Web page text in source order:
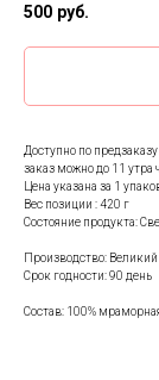
500 руб.
Доступно по
заказ можно до 11 утра
Цена указана за 1
Вес позиции : 420 г
Состояние продукта:
Производство:
Срок годности: 90 день
Состав: 100%